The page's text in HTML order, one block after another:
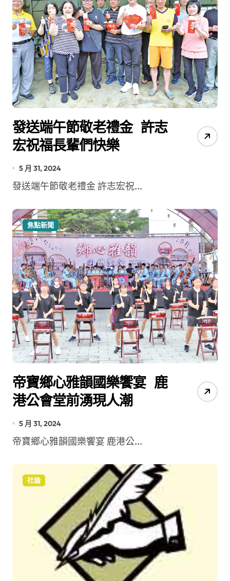
發送端午節敬老禮金 許志
宏祝福長輩們快樂
5 月 31, 2024
發送端午節敬老禮金 許志宏祝...
焦點新聞
帝寶鄉心雅韻國樂饗宴 鹿
港公會堂前湧現人潮
5 月 31, 2024
帝寶鄉心雅韻國樂饗宴 鹿港公...
社論